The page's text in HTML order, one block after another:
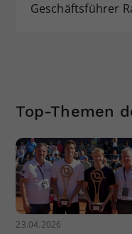
Geschäftsführer
Top-Themen
23.04.2026